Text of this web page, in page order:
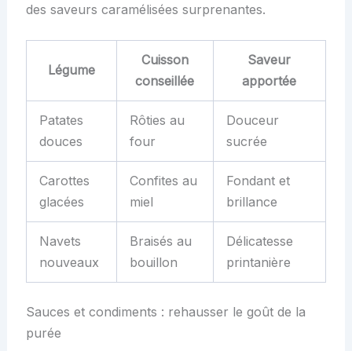
des saveurs caramélisées surprenantes.
Légume
Cuisson
conseillée
Saveur
apportée
Patates
douces
Rôties au
four
Douceur
sucrée
Carottes
glacées
Confites au
miel
Fondant et
brillance
Navets
nouveaux
Braisés au
bouillon
Délicatesse
printanière
Sauces et condiments : rehausser le goût de la
purée